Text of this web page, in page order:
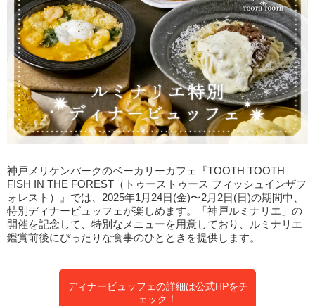
神戸メリケンパークのベーカリーカフェ『TOOTH TOOTH
FISH IN THE FOREST（トゥーストゥース フィッシュインザフ
ォレスト）』では、2025年1月24日(金)〜2月2日(日)の期間中、
特別ディナービュッフェが楽しめます。「神戸ルミナリエ」の
開催を記念して、特別なメニューを用意しており、ルミナリエ
鑑賞前後にぴったりな食事のひとときを提供します。
ディナービュッフェの詳細は公式HPをチ
ェック！